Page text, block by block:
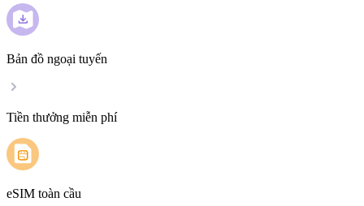
Bản đồ ngoại tuyến
Tiền thưởng miễn phí
eSIM toàn cầu